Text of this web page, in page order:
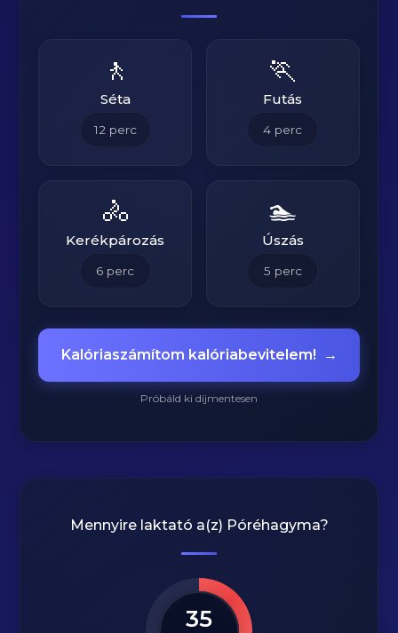
🚶
Séta
12 perc
🏃
Futás
4 perc
🚴
Kerékpározás
6 perc
🏊
Úszás
5 perc
Kalóriaszámítom kalóriabevitelem! →
Próbáld ki díjmentesen
Mennyire laktató a(z) Póréhagyma?
35